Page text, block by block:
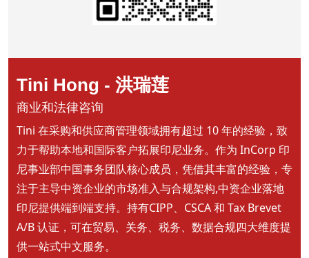
Tini Hong - 洪瑞莲
商业和法律咨询
Tini 在采购和供应商管理领域拥有超过 10 年的经验，致
力于帮助本地和国际客户拓展印尼业务。作为 InCorp 印
尼事业部中国事务团队核心成员，凭借其丰富的经验，专
注于主导中资企业的市场准入与合规架构,中资企业落地
印尼提供端到端支持。持有CIPP、CSCA 和 Tax Brevet
A/B 认证，可在贸易、关务、税务、数据合规四大维度提
供一站式中文服务。